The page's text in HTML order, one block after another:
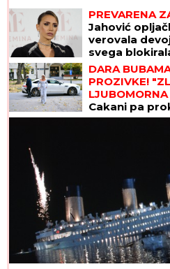
PREVARENA
Jahović
verovala
svega
DARA
PROZIVKE!
Cakani pa
Aleksić